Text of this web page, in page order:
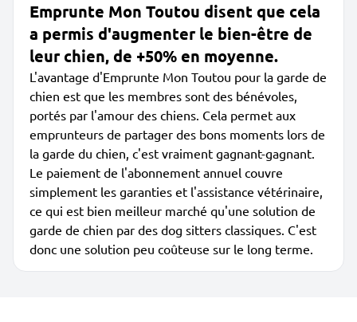
Emprunte Mon Toutou disent que cela
a permis d'augmenter le bien-être de
leur chien, de +50% en moyenne.
L'avantage d'Emprunte Mon Toutou pour la garde de
chien est que les membres sont des bénévoles,
portés par l'amour des chiens. Cela permet aux
emprunteurs de partager des bons moments lors de
la garde du chien, c'est vraiment gagnant-gagnant.
Le paiement de l'abonnement annuel couvre
simplement les garanties et l'assistance vétérinaire,
ce qui est bien meilleur marché qu'une solution de
garde de chien par des dog sitters classiques. C'est
donc une solution peu coûteuse sur le long terme.